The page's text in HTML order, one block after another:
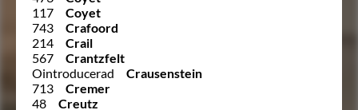
117
Coyet
743
Crafoord
214
Crail
567
Crantzfelt
Ointroducerad
Crausenstein
713
Cremer
48
Creutz